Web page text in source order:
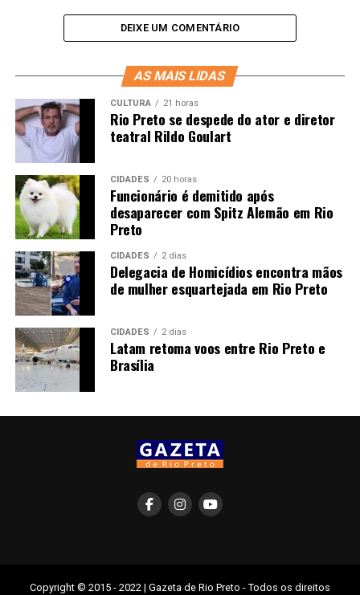
DEIXE UM COMENTÁRIO
AS MAIS LIDAS
CULTURA 21 horas
Rio Preto se despede do ator e diretor
teatral Rildo Goulart
CIDADES 20 horas
Funcionário é demitido após
desaparecer com Spitz Alemão em Rio
Preto
CIDADES 2 dias
Delegacia de Homicídios encontra mãos
de mulher esquartejada em Rio Preto
CIDADES 2 dias
Latam retoma voos entre Rio Preto e
Brasília
Copyright © 2015 - 2022 | Gazeta de Rio Preto - Todos os direitos